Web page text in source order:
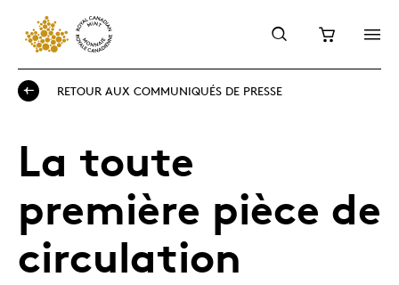
RETOUR AUX COMMUNIQUÉS DE PRESSE
La toute
première pièce de
circulation